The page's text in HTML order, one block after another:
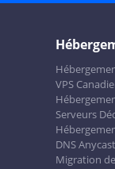
VPS
Serveurs
DNS Anycast
Migration